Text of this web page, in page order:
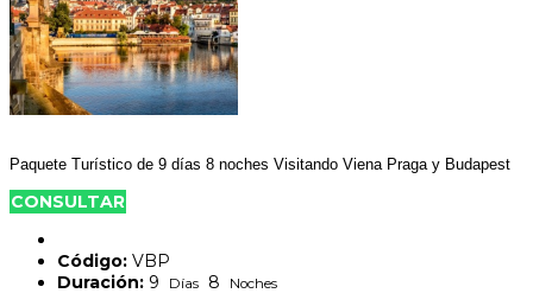
Paquete Turístico de 9 días 8 noches Visitando Viena Praga y Budapest
CONSULTAR
Código: VBP
Duración: 9 Días 8 Noches